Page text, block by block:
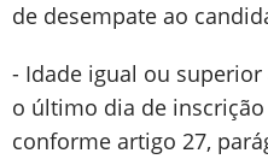
de desempate ao
- Idade igual ou superior
o último dia de
conforme artigo 27,